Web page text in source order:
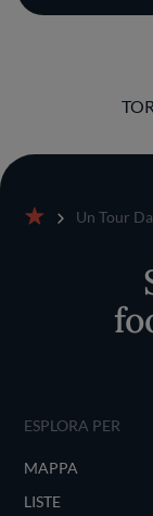
Un Tour
ESPLORA PER
MAPPA
LISTE